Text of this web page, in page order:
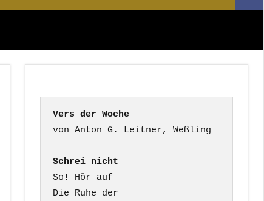
nach:
Vers der Woche
Schrei nicht
So! Hör auf
Die Ruhe der